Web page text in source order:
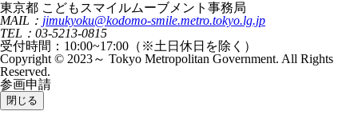
東京都 こどもスマイルムーブメント事務局
MAIL： jimukyoku@kodomo-smile.metro.tokyo.lg.jp
TEL：03-5213-0815
受付時間：10:00~17:00（※土日休日を除く）
Copyright © 2023～ Tokyo Metropolitan Government. All Rights
Reserved.
参画申請
閉じる